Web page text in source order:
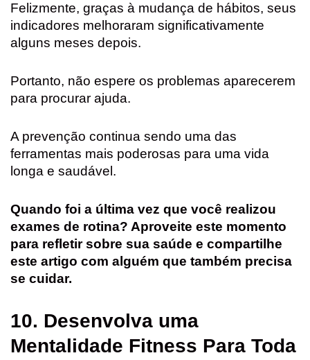
Felizmente, graças à mudança de hábitos, seus
indicadores melhoraram significativamente
alguns meses depois.
Portanto, não espere os problemas aparecerem
para procurar ajuda.
A prevenção continua sendo uma das
ferramentas mais poderosas para uma vida
longa e saudável.
Quando foi a última vez que você realizou
exames de rotina? Aproveite este momento
para refletir sobre sua saúde e compartilhe
este artigo com alguém que também precisa
se cuidar.
10. Desenvolva uma
Mentalidade Fitness Para Toda